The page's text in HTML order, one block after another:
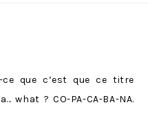
que c’est que ce titre
what ? CO-PA-CA-BA-NA.